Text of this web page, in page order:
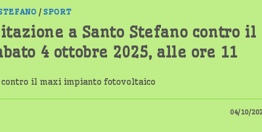
/SPORT
a Santo Stefano contro il
4 ottobre 2025, alle ore 11
contro il maxi impianto fotovoltaico
04/10/